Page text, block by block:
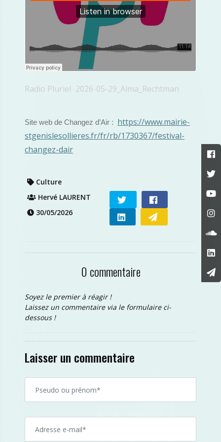
Radio Pluriel · 2026-05-29_Alma_Rechtman
Site web de Changez d’Air : https://www.mairie-
stgenislesollieres.fr/fr/rb/1730367/festival-
changez-dair
Culture
Hervé LAURENT
30/05/2026
0 commentaire
Soyez le premier à réagir !
Laissez un commentaire via le formulaire ci-
dessous !
Laisser un commentaire